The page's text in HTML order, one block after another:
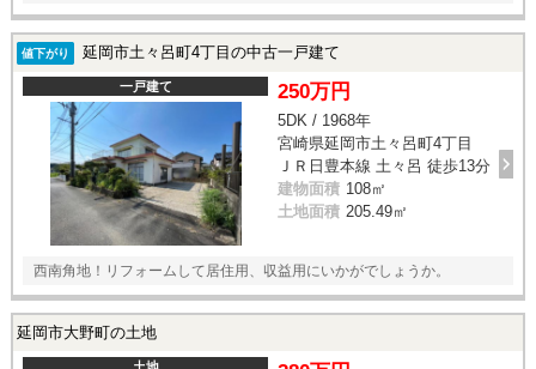
値下がり 延岡市土々呂町4丁目の中古一戸建て
一戸建て 250万円
5DK / 1968年
宮崎県延岡市土々呂町4丁目
ＪＲ日豊本線 土々呂 徒歩13分
建物面積 108㎡
土地面積 205.49㎡
西南角地！リフォームして居住用、収益用にいかがでしょうか。
延岡市大野町の土地